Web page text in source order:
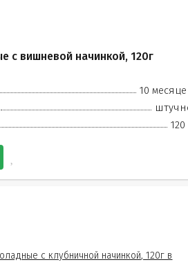
с вишневой начинкой, 120г
10
120